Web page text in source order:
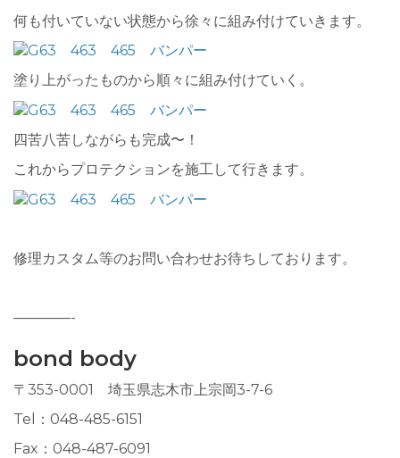
何も付いていない状態から徐々に組み付けていきます。
塗り上がったものから順々に組み付けていく。
四苦八苦しながらも完成〜！
これからプロテクションを施工して行きます。
修理カスタム等のお問い合わせお待ちしております。
————-
bond body
〒353-0001 埼玉県志木市上宗岡3-7-6
Tel：048-485-6151
Fax：048-487-6091